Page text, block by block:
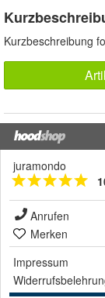
Kurzbeschreibung
juramondo
Anrufen
Merken
Impressum